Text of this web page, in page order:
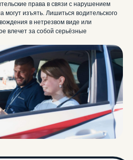
права в связи с нарушением
могут изъять. Лишиться водительского
в нетрезвом виде или
влечет за собой серьёзные